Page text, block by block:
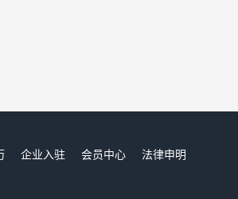
企业入驻 会员中心
法律申明